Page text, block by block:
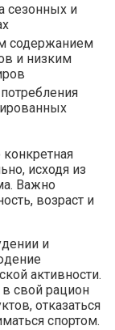
сезонных и
содержанием
и низким
исходя из
Важно
возраст и
и
активности.
свой рацион
отказаться
спортом.